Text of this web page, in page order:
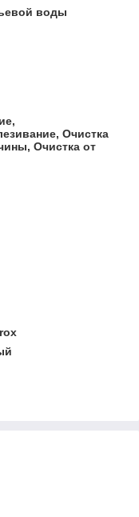
воды
Очистка
Очистка от